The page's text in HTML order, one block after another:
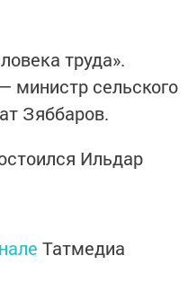
труда».
министр сельского
Зяббаров.
Ильдар
Татмедиа